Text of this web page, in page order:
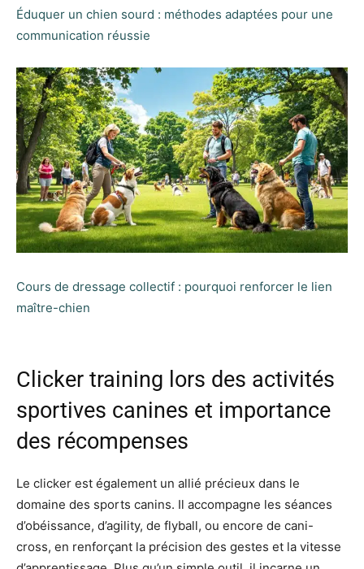
Éduquer un chien sourd : méthodes adaptées pour une
communication réussie
Cours de dressage collectif : pourquoi renforcer le lien
maître-chien
Clicker training lors des activités
sportives canines et importance
des récompenses
Le clicker est également un allié précieux dans le
domaine des sports canins. Il accompagne les séances
d’obéissance, d’agility, de flyball, ou encore de cani-
cross, en renforçant la précision des gestes et la vitesse